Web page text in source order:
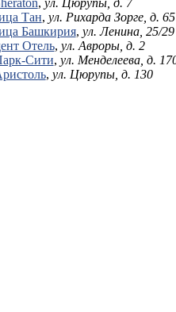
, ул. Цюрупы, д. 7
Тан, ул. Рихарда Зорге, д. 65
Башкирия, ул. Ленина, 25/29
Отель, ул. Авроры, д. 2
Сити, ул. Менделеева, д.
, ул. Цюрупы, д. 130